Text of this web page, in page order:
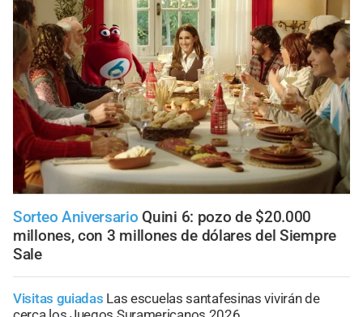
Sorteo Aniversario Quini 6: pozo de $20.000
millones, con 3 millones de dólares del Siempre
Sale
Visitas guiadas Las escuelas santafesinas vivirán de